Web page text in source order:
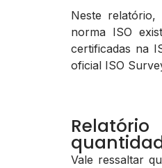
Neste relatório,
norma ISO
certificadas na
oficial ISO
Vale ressaltar